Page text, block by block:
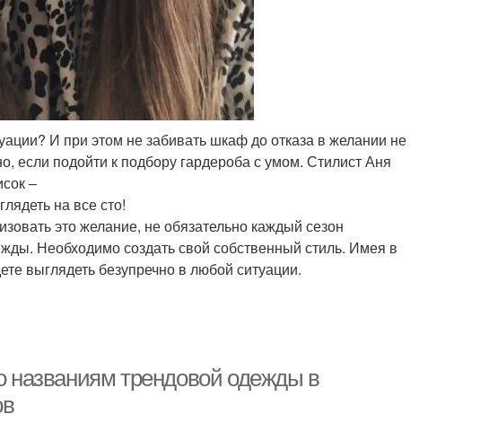
И при этом не забивать шкаф до отказа в желании не
если подойти к подбору гардероба с умом. Стилист Аня
–
на все сто!
это желание, не обязательно каждый сезон
Необходимо создать свой собственный стиль. Имея в
выглядеть безупречно в любой ситуации.
трендовой одежды в